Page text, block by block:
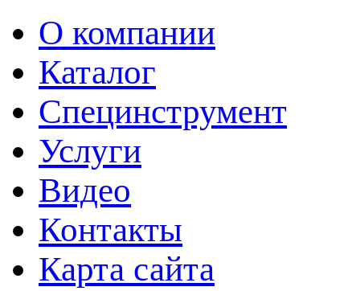
О компании
Каталог
Специнструмент
Услуги
Видео
Контакты
Карта сайта